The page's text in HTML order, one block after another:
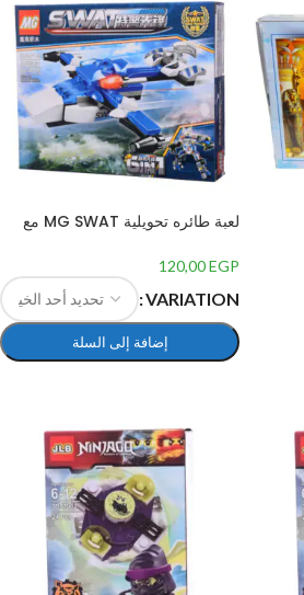
لعبة طائره تحويلية MG SWAT مع
120,00EGP
VARIATION
إضافة إلى السلة